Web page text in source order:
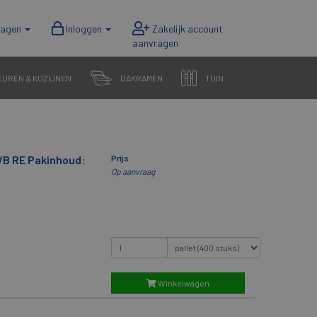
Inloggen
& KOZIJNEN DAKRAMEN TUIN
RE Pakinhoud:
Prijs
Op aanvraag
Winkelwagen